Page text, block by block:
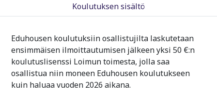
Koulutuksen sisältö
Eduhousen koulutuksiin osallistujilta laskutetaan
ensimmäisen ilmoittautumisen jälkeen yksi 50 €:n
koulutuslisenssi Loimun toimesta, jolla saa
osallistua niin moneen Eduhousen koulutukseen
kuin haluaa vuoden 2026 aikana.